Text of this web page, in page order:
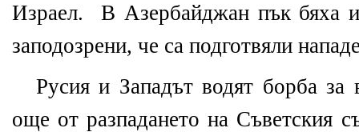
Израел.
В Азербайджан пък бяха
заподозрени, че са подготвяли
Русия и Западът водят борба
още от разпадането на Съветския